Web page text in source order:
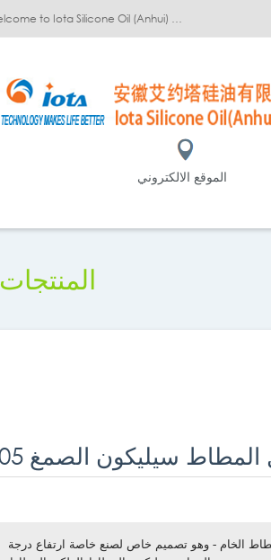
Welcome to Iota Silicone Oil (Anhui) Co., Ltd.!
المنتجات
المطاط سيليكون الصمغ 705
الخام - وهو تصميم خاص لصنع خاصة ارتفاع درجة